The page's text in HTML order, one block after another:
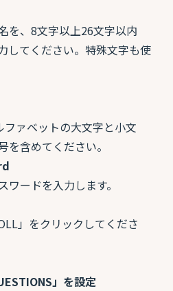
を、8文字以上26文字以内
してください。特殊文字も使
ァベットの大文字と小文
を含めてください。
ワードを入力します。
」をクリックしてくださ
」を設定